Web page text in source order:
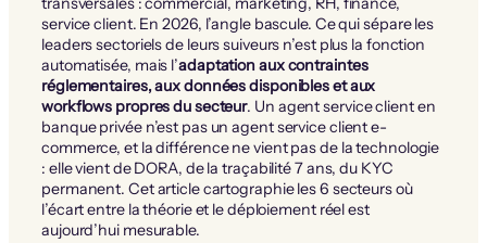
service client. En 2026, l’angle bascule. Ce qui sépare les
leaders sectoriels de leurs suiveurs n’est plus la fonction
automatisée, mais l’adaptation aux contraintes
réglementaires, aux données disponibles et aux
workflows propres du secteur. Un agent service client en
banque privée n’est pas un agent service client e-
commerce, et la différence ne vient pas de la technologie
: elle vient de DORA, de la traçabilité 7 ans, du KYC
permanent. Cet article cartographie les 6 secteurs où
l’écart entre la théorie et le déploiement réel est
aujourd’hui mesurable.